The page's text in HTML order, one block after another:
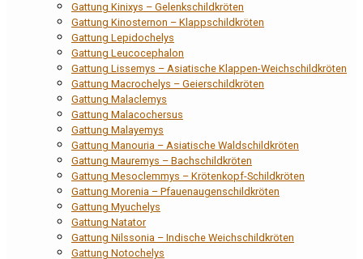
Gattung Kinixys – Gelenkschildkröten
Gattung Kinosternon – Klappschildkröten
Gattung Lepidochelys
Gattung Leucocephalon
Gattung Lissemys – Asiatische Klappen-Weichschildkröten
Gattung Macrochelys – Geierschildkröten
Gattung Malaclemys
Gattung Malacochersus
Gattung Malayemys
Gattung Manouria – Asiatische Waldschildkröten
Gattung Mauremys – Bachschildkröten
Gattung Mesoclemmys – Krötenkopf-Schildkröten
Gattung Morenia – Pfauenaugenschildkröten
Gattung Myuchelys
Gattung Natator
Gattung Nilssonia – Indische Weichschildkröten
Gattung Notochelys